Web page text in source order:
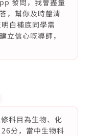
發問，我會盡量
，幫你及時釐清
白補底同學需
立信心嘅導師，
科目為生物、化
分，當中生物科